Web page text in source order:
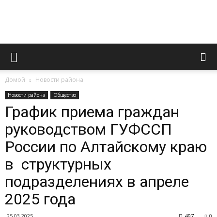
Официальный
газеты
Домой Новости района
Новости района Общество
График приема граждан
руководством ГУФССП
России по Алтайскому краю
в структурных
подразделениях в апреле
2025 года